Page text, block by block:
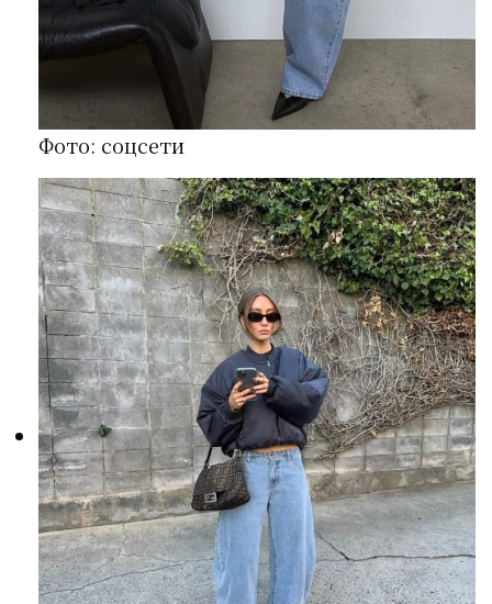
Фото: соцсети